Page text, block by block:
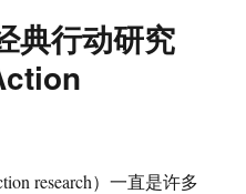
典行动研究
research）一直是许多